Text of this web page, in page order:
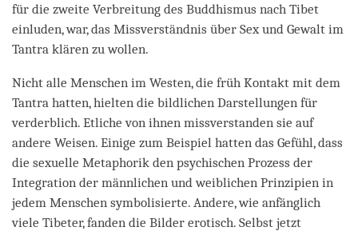
für die zweite Verbreitung des Buddhismus nach Tibet
einluden, war, das Missverständnis über Sex und Gewalt im
Tantra klären zu wollen.
Nicht alle Menschen im Westen, die früh Kontakt mit dem
Tantra hatten, hielten die bildlichen Darstellungen für
verderblich. Etliche von ihnen missverstanden sie auf
andere Weisen. Einige zum Beispiel hatten das Gefühl, dass
die sexuelle Metaphorik den psychischen Prozess der
Integration der männlichen und weiblichen Prinzipien in
jedem Menschen symbolisierte. Andere, wie anfänglich
viele Tibeter, fanden die Bilder erotisch. Selbst jetzt